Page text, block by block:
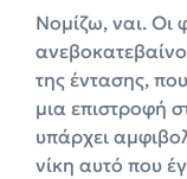
Νομίζω, ναι. Οι
της έντασης,
μια επιστροφή
υπάρχει
νίκη αυτό που